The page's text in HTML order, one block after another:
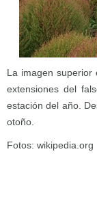
La imagen superior
extensiones del
estación del año.
otoño.
Fotos: wikipedia.org